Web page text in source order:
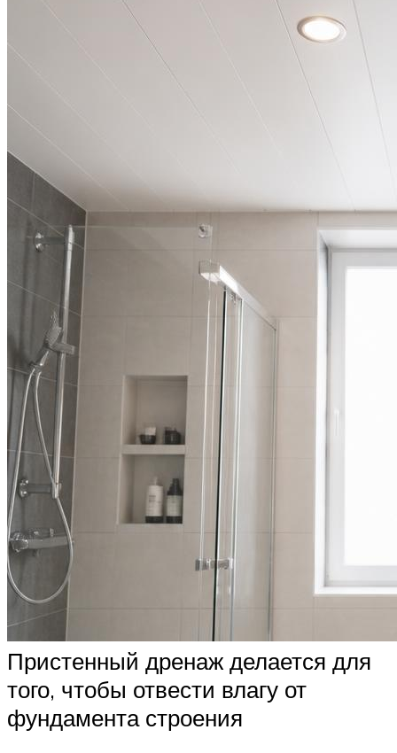
Пристенный дренаж делается для
того, чтобы отвести влагу от
фундамента строения